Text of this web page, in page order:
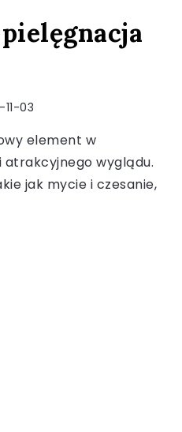
03
element w
atrakcyjnego wyglądu.
jak mycie i czesanie,